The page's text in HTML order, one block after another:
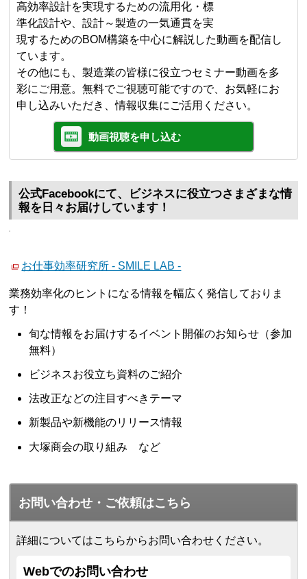
高効率設計を実現するための流用化・標
準化設計や、設計～製造の一気通貫を実
現するためのBOM構築を中心に解説した動画を配信し
ています。
その他にも、製造業の皆様に役立つセミナー動画を多
彩にご用意。無料でご視聴可能ですので、お気軽にお
申し込みいただき、情報収集にご活用ください。
動画視聴を申し込む
公式Facebookにて、ビジネスに役立つさまざまな情
報を日々お届けしています！
お仕事効率研究所 - SMILE LAB -
業務効率化のヒントになる情報を幅広く発信しておりま
す！
旬な情報をお届けするイベント開催のお知らせ（参加
無料）
ビジネスお役立ち資料のご紹介
法改正などの注目すべきテーマ
新製品や新機能のリリース情報
大塚商会の取り組み など
お問い合わせ・ご依頼はこちら
詳細についてはこちらからお問い合わせください。
Webでのお問い合わせ